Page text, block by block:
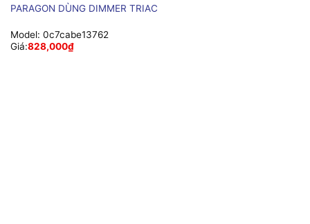
PARAGON DÙNG DIMMER TRIAC
Model: 0c7cabe13762
Giá:828,000₫